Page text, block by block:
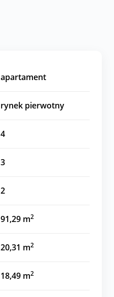
apartament
rynek pierwotny
4
3
2
91,29 m2
20,31 m2
18,49 m2